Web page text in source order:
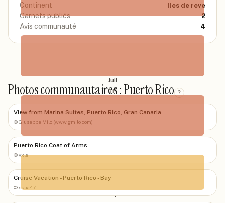
Juil
31°
Continent Iles de reve
Carnets publiés 2
Avis communauté 4
Photos communautaires : Puerto Rico ?
View from Marina Suites, Puerto Rico, Gran Canaria
©Giuseppe Milo (www.gmilo.com)
Puerto Rico Coat of Arms
©vxla
Cruise Vacation - Puerto Rico - Bay
© skua47